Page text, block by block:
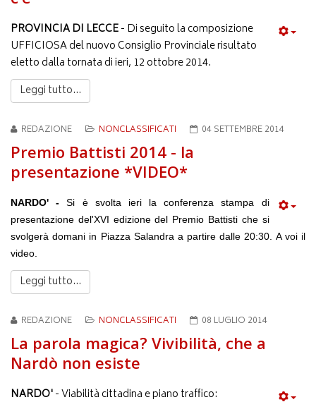
PROVINCIA DI LECCE- Di seguito la composizione
UFFICIOSA del nuovo Consiglio Provinciale risultato
eletto dalla tornata di ieri, 12 ottobre 2014.
Leggi tutto...
REDAZIONE NONCLASSIFICATI 04 SETTEMBRE 2014
Premio Battisti 2014 - la
presentazione *VIDEO*
NARDO' -Si è svolta ieri la conferenza stampa di
presentazione del'XVI edizione del Premio Battisti che si
svolgerà domani in Piazza Salandra a partire dalle 20:30. A voi il
video.
Leggi tutto...
REDAZIONE NONCLASSIFICATI 08 LUGLIO 2014
La parola magica? Vivibilità, che a
Nardò non esiste
NARDO'- Viabilità cittadina e piano traffico: